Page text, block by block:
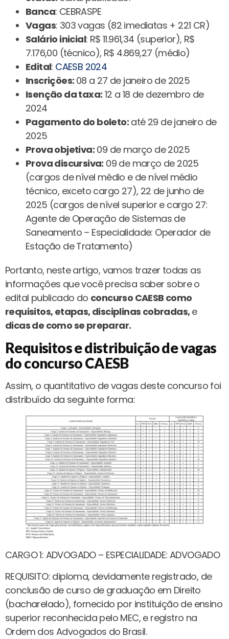
Banca: CEBRASPE
Vagas: 303 vagas (82 imediatas + 221 CR)
Salário inicial: R$ 11.961,34 (superior), R$
7.176,00 (técnico), R$ 4.869,27 (médio)
Edital: CAESB 2024
Inscrições: 08 a 27 de janeiro de 2025
Isenção da taxa: 12 a 18 de dezembro de
2024
Pagamento do boleto: até 29 de janeiro de
2025
Prova objetiva: 09 de março de 2025
Prova discursiva: 09 de março de 2025
(cargos de nível médio e de nível médio
técnico, exceto cargo 27), 22 de junho de
2025 (cargos de nível superior e cargo 27:
Agente de Operação de Sistemas de
Saneamento – Especialidade: Operador de
Estação de Tratamento)
Portanto, neste artigo, vamos trazer todas as
informações que você precisa saber sobre o
edital publicado do concurso CAESB como
requisitos, etapas, disciplinas cobradas,e
dicas de como se preparar.
Requisitos e distribuição de vagas
do concurso CAESB
Assim, o quantitativo de vagas deste concurso foi
distribuído da seguinte forma:
CARGO 1: ADVOGADO – ESPECIALIDADE: ADVOGADO
REQUISITO: diploma, devidamente registrado, de
conclusão de curso de graduação em Direito
(bacharelado), fornecido por instituição de ensino
superior reconhecida pelo MEC, e registro na
Ordem dos Advogados do Brasil.